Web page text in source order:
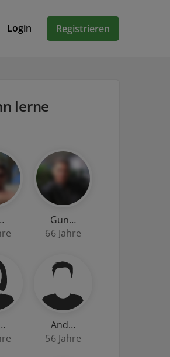
Login Registrieren
lerne
Gun…
66 Jahre
And…
56 Jahre